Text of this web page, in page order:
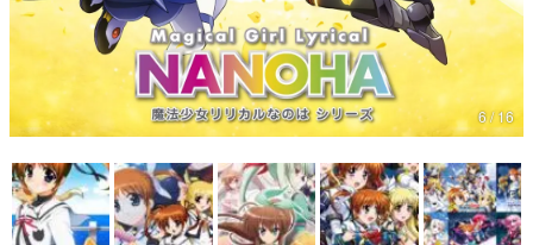
その他
電ファミニコゲーマーとは？
運営：株式会社マレ
6 / 16